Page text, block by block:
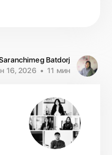
Batdorj
16, 2026
11 мин